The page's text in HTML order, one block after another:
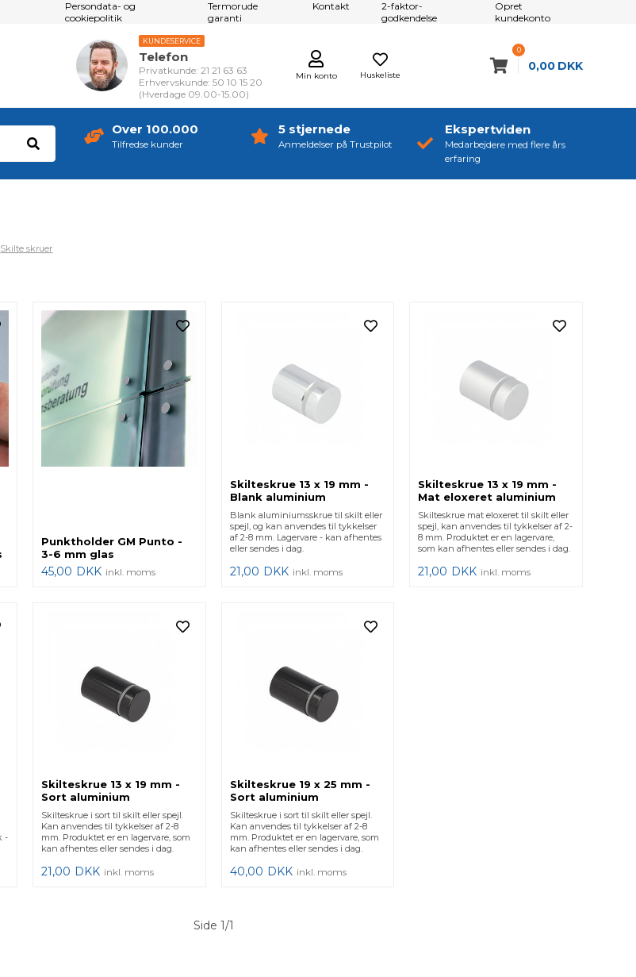
Persondata- og
cookiepolitik
Termorude
garanti
Kontakt
2-faktor-
godkendelse
Opret
kundekonto
Huskeliste
Min konto
KUNDESERVICE
Telefon
Privatkunde: 21 21 63 63
Erhvervskunde: 50 10 15 20
(Hverdage 09.00-15.00)
0
0,00 DKK
Over 100.000
Tilfredse kunder
5 stjernede
Anmeldelser på Trustpilot
Ekspertviden
Medarbejdere med flere års
erfaring
Skilte skruer
Punktholder GM Punto -
3-6 mm glas
45,00 DKK inkl. moms
Skilteskrue 13 x 19 mm -
Blank aluminium
Blank aluminiumsskrue til skilt eller
spejl, og kan anvendes til tykkelser
af 2-8 mm. Lagervare - kan afhentes
eller sendes i dag.
21,00 DKK inkl. moms
Skilteskrue 13 x 19 mm -
Mat eloxeret aluminium
Skilteskrue mat eloxeret til skilt eller
spejl, kan anvendes til tykkelser af 2-
8 mm. Produktet er en lagervare,
som kan afhentes eller sendes i dag.
21,00 DKK inkl. moms
-
Skilteskrue 13 x 19 mm -
Sort aluminium
Skilteskrue i sort til skilt eller spejl.
Kan anvendes til tykkelser af 2-8
mm. Produktet er en lagervare, som
kan afhentes eller sendes i dag.
21,00 DKK inkl. moms
Skilteskrue 19 x 25 mm -
Sort aluminium
Skilteskrue i sort til skilt eller spejl.
Kan anvendes til tykkelser af 2-8
mm. Produktet er en lagervare, som
kan afhentes eller sendes i dag.
40,00 DKK inkl. moms
Side 1/1